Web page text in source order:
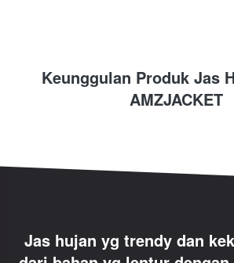
Keunggulan Produk Jas
AMZJACKET
Jas hujan yg trendy dan